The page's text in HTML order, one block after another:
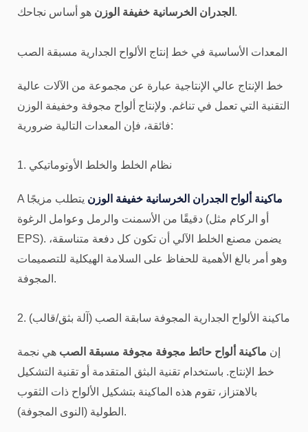
الجدران الخرسانية خفيفة الوزن هو أساس نجاحك.
المعدات الأساسية في خط إنتاج الألواح الجدارية مسبقة الصب
خط الإنتاج عالي الإنتاجية عبارة عن مجموعة من الآلات عالية
التقنية التي تعمل في تناغم. ولإنتاج ألواح مجوفة وخفيفة الوزن
فائقة، فإن المعدات التالية ضرورية:
1. نظام الخلط والخلط الأوتوماتيكي
A ماكينة ألواح الجدران الخرسانية خفيفة الوزن يتطلب مزيجًا
دقيقًا من الأسمنت والرمل وعوامل الرغوة (أو الركام مثل
EPS). يضمن مصنع الخلط الآلي أن تكون كل دفعة متناسقة،
وهو أمر بالغ الأهمية للحفاظ على السلامة الهيكلية للتصميمات
المجوفة.
2. ماكينة الألواح الجدارية المجوفة سابقة الصب (آلة بثق/قالب)
إن ماكينة ألواح حائط مجوفة مجوفة مسبقة الصب هي نجمة
خط الإنتاج. باستخدام تقنية البثق المتقدمة أو تقنية التشكيل
بالاهتزاز، تقوم هذه الماكينة بتشكيل الألواح ذات الثقوب
الطولية (النوى المجوفة).